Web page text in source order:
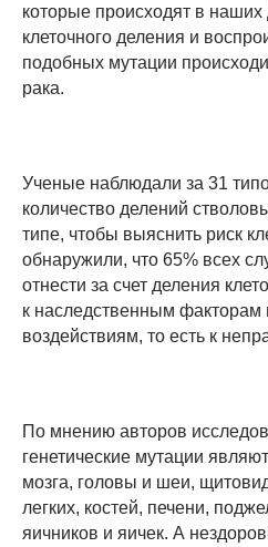
которые происходят в
клеточного деления и
подобных мутации
рака.
Ученые наблюдали за 31
количество делений
типе, чтобы выяснить риск
обнаружили, что 65% всех
отнести за счет деления
к наследственным
воздействиям, то есть к
По мнению авторов
генетические мутации
мозга, головы и шеи,
легких, костей, печени,
яичников и яичек. А